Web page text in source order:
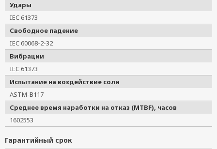
Удары
IEC 61373
Свободное падение
IEC 60068-2-32
Вибрации
IEC 61373
Испытание на воздействие соли
ASTM-B117
Среднее время наработки на отказ (MTBF), часов
1602553
Гарантийный срок